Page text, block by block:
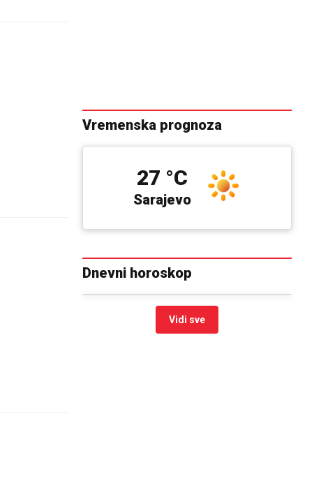
Vremenska prognoza
Sarajevo
27 °C
Dnevni horoskop
Vidi sve